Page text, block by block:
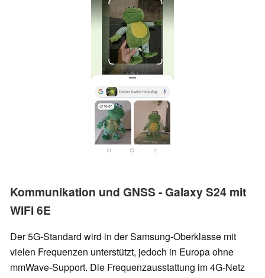
Kommunikation und GNSS - Galaxy S24 mit
WiFi 6E
Der 5G-Standard wird in der Samsung-Oberklasse mit
vielen Frequenzen unterstützt, jedoch in Europa ohne
mmWave-Support. Die Frequenzausstattung im 4G-Netz